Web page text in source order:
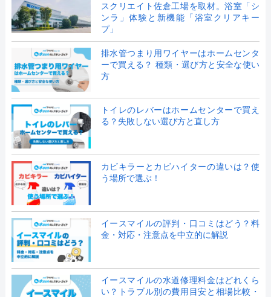
スクリエイト佐倉工場を取材。浴室「シ
ンラ」体験と新機能「浴室クリアキー
プ」
排水管つまり用ワイヤーはホームセンタ
ーで買える？ 種類・選び方と安全な使い
方
トイレのレバーはホームセンターで買え
る？失敗しない選び方と直し方
カビキラーとカビハイターの違いは？使
う場所で選ぶ！
イースマイルの評判・口コミはどう？料
金・対応・注意点を中立的に解説
イースマイルの水道修理料金はどれくら
い？トラブル別の費用目安と相場比較・